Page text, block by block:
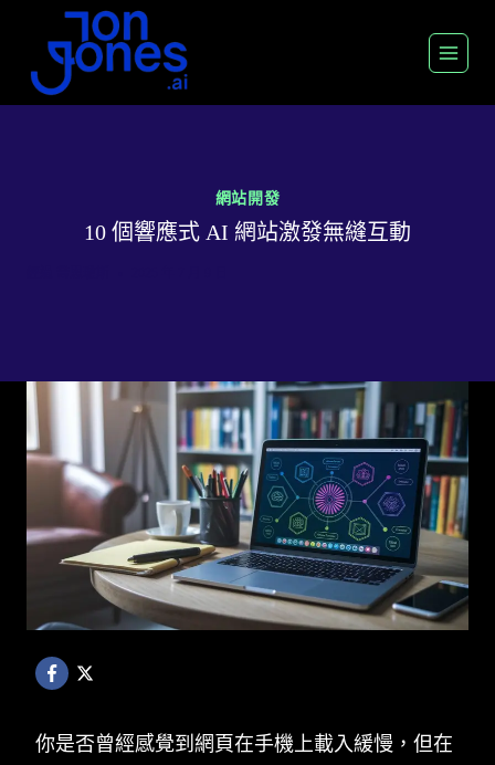
網站開發
10 個響應式 AI 網站激發無縫互動
你是否曾經感覺到網頁在手機上載入緩慢，但在